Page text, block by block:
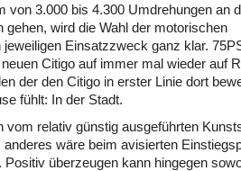
von 3.000 bis 4.300 Umdrehungen an
gehen, wird die Wahl der motorischen
jeweiligen Einsatzzweck ganz klar.
Citigo auf immer mal wieder auf
der den Citigo in erster Linie dort
fühlt: In der Stadt.
vom relativ günstig ausgeführten
wäre beim avisierten
überzeugen kann hingegen